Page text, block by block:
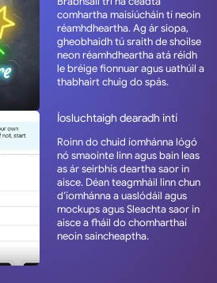
comhartha maisiúcháin tí neoin
réamhdheartha. Ag ár siopa,
gheobhaidh tú sraith de shoilse
neon réamhdheartha atá réidh
le bréige fionnuar agus uathúil a
thabhairt chuig do spás.
Íosluchtaigh dearadh intí
Roinn do chuid íomhánna lógó
nó smaointe linn agus bain leas
as ár seirbhís deartha saor in
aisce. Déan teagmháil linn chun
d’íomhánna a uaslódáil agus
mockups agus Sleachta saor in
aisce a fháil do chomharthaí
neoin saincheaptha.